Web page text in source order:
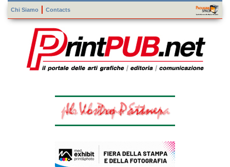
Chi Siamo Contacts